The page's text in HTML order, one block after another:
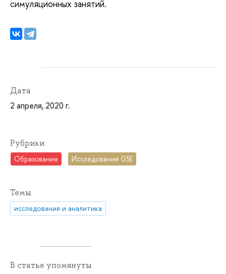
симуляционных занятий.
Дата
2 апреля, 2020 г.
Рубрики
Образование Исследования GSE
Темы
исследования и аналитика
В статье упомянуты